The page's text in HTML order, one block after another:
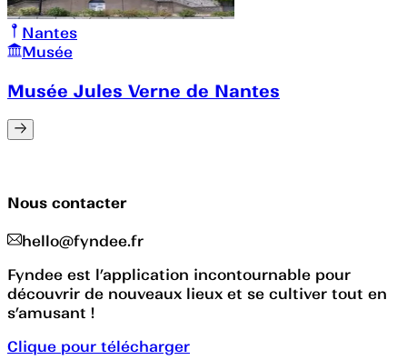
Nantes
Musée
Musée Jules Verne de Nantes
Nous contacter
hello@fyndee.fr
Fyndee est l’application incontournable pour
découvrir de nouveaux lieux et se cultiver tout en
s’amusant !
Clique pour télécharger